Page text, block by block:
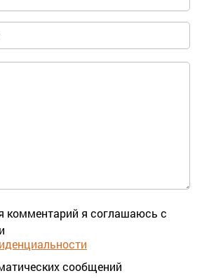
комментарий я соглашаюсь с
сообщений